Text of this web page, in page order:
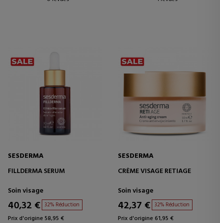
SESDERMA
FILLDERMA SERUM
Soin visage
40,32 € 32% Réduction
Prix d'origine 58,95 €
SESDERMA
CRÈME VISAGE RETIAGE
Soin visage
42,37 € 32% Réduction
Prix d'origine 61,95 €